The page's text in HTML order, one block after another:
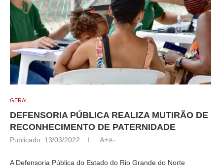
GERAL
DEFENSORIA PÚBLICA REALIZA MUTIRÃO DE
RECONHECIMENTO DE PATERNIDADE
Publicado: 13/03/2022 A+A-
A Defensoria Pública do Estado do Rio Grande do Norte